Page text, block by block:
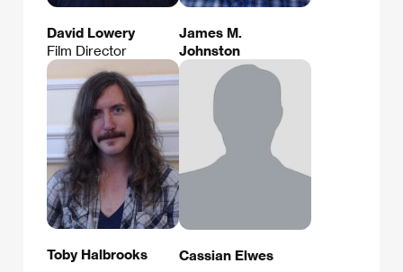
David Lowery
Film Director
James M.
Johnston
Toby Halbrooks Cassian Elwes